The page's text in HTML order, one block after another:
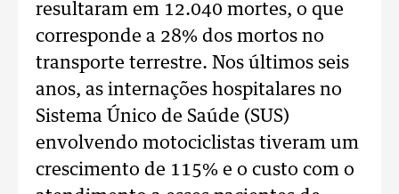
resultaram em 12.040 mortes, o que
corresponde a 28% dos mortos no
transporte terrestre. Nos últimos seis
anos, as internações hospitalares no
Sistema Único de Saúde (SUS)
envolvendo motociclistas tiveram um
crescimento de 115% e o custo com o